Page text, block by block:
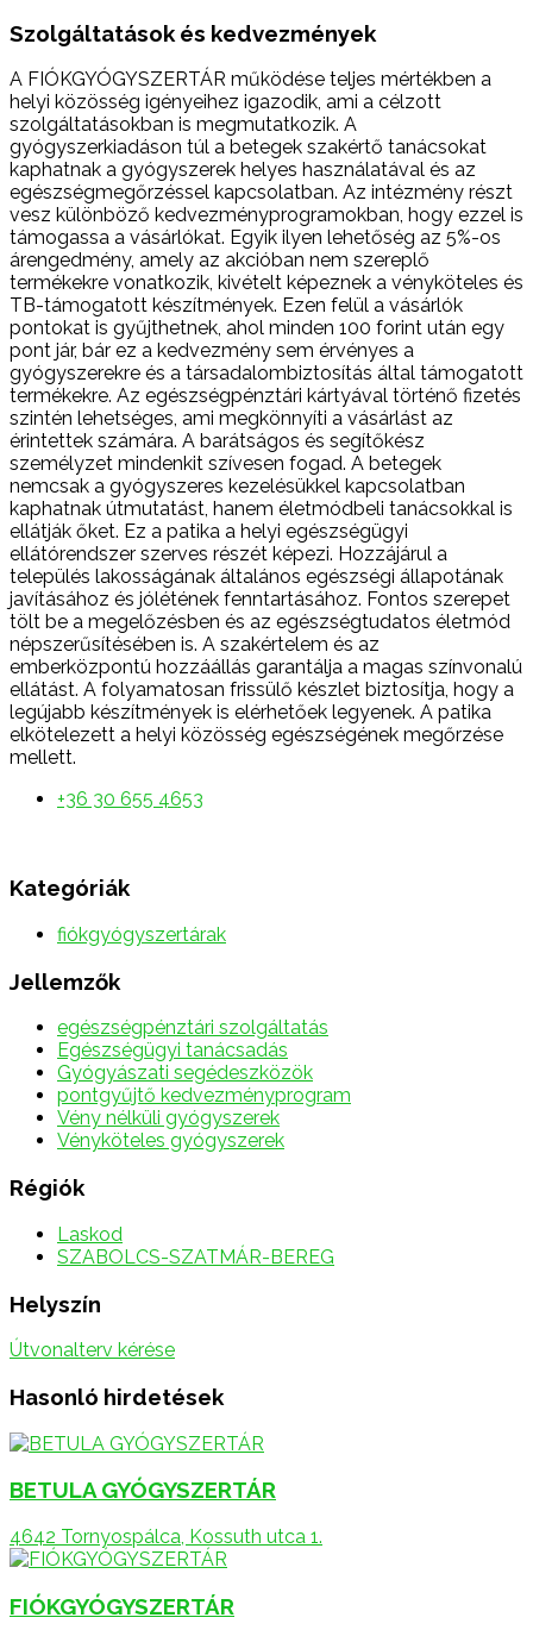
Szolgáltatások és kedvezmények
A FIÓKGYÓGYSZERTÁR működése teljes mértékben a
helyi közösség igényeihez igazodik, ami a célzott
szolgáltatásokban is megmutatkozik. A
gyógyszerkiadáson túl a betegek szakértő tanácsokat
kaphatnak a gyógyszerek helyes használatával és az
egészségmegőrzéssel kapcsolatban. Az intézmény részt
vesz különböző kedvezményprogramokban, hogy ezzel is
támogassa a vásárlókat. Egyik ilyen lehetőség az 5%-os
árengedmény, amely az akcióban nem szereplő
termékekre vonatkozik, kivételt képeznek a vényköteles és
TB-támogatott készítmények. Ezen felül a vásárlók
pontokat is gyűjthetnek, ahol minden 100 forint után egy
pont jár, bár ez a kedvezmény sem érvényes a
gyógyszerekre és a társadalombiztosítás által támogatott
termékekre. Az egészségpénztári kártyával történő fizetés
szintén lehetséges, ami megkönnyíti a vásárlást az
érintettek számára. A barátságos és segítőkész
személyzet mindenkit szívesen fogad. A betegek
nemcsak a gyógyszeres kezelésükkel kapcsolatban
kaphatnak útmutatást, hanem életmódbeli tanácsokkal is
ellátják őket. Ez a patika a helyi egészségügyi
ellátórendszer szerves részét képezi. Hozzájárul a
település lakosságának általános egészségi állapotának
javításához és jólétének fenntartásához. Fontos szerepet
tölt be a megelőzésben és az egészségtudatos életmód
népszerűsítésében is. A szakértelem és az
emberközpontú hozzáállás garantálja a magas színvonalú
ellátást. A folyamatosan frissülő készlet biztosítja, hogy a
legújabb készítmények is elérhetőek legyenek. A patika
elkötelezett a helyi közösség egészségének megőrzése
mellett.
+36 30 655 4653
Kategóriák
fiókgyógyszertárak
Jellemzők
egészségpénztári szolgáltatás
Egészségügyi tanácsadás
Gyógyászati segédeszközök
pontgyűjtő kedvezményprogram
Vény nélküli gyógyszerek
Vényköteles gyógyszerek
Régiók
Laskod
SZABOLCS-SZATMÁR-BEREG
Helyszín
Útvonalterv kérése
Hasonló hirdetések
BETULA GYÓGYSZERTÁR
4642 Tornyospálca, Kossuth utca 1.
FIÓKGYÓGYSZERTÁR